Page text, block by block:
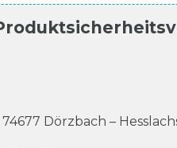
74677 Dörzbach –